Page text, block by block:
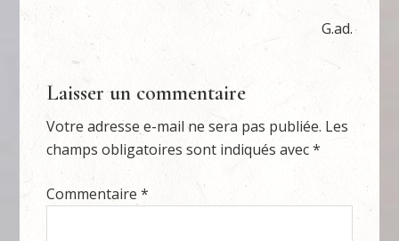
G.ad.
Laisser un commentaire
Votre adresse e-mail ne sera pas publiée. Les
champs obligatoires sont indiqués avec*
Commentaire*